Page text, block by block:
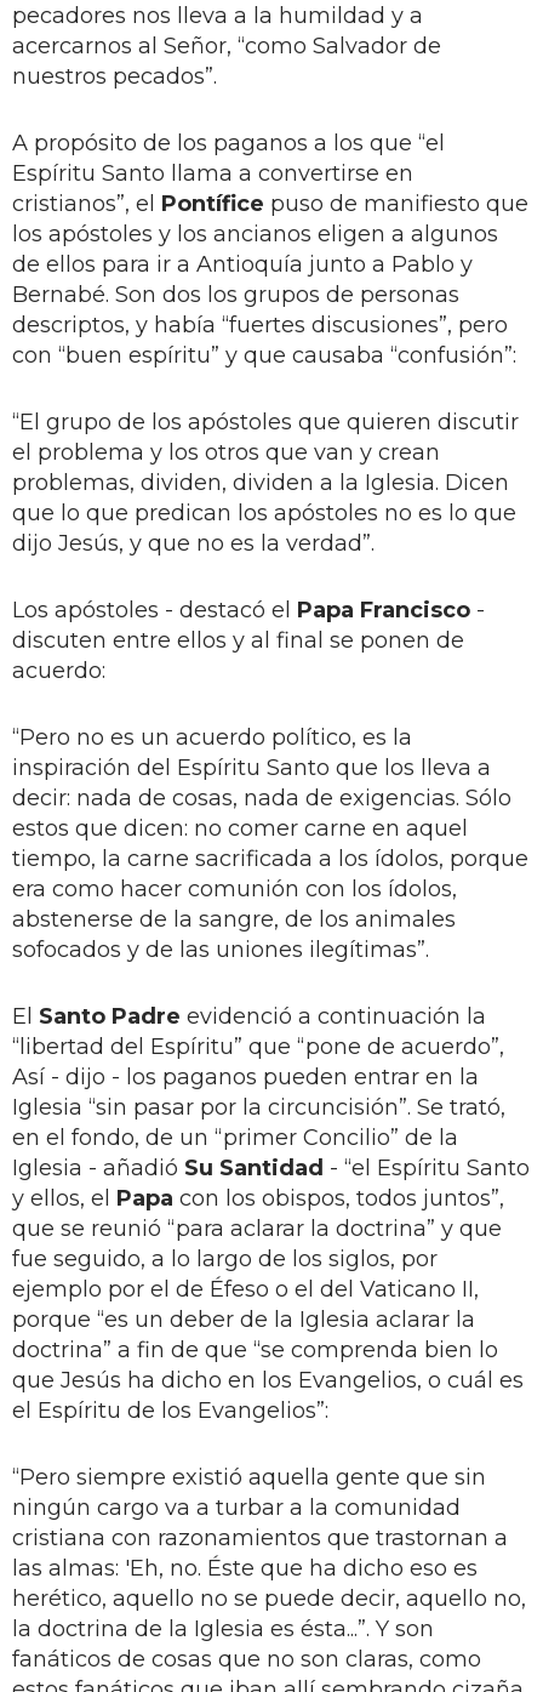
pecadores nos lleva a la humildad y a
acercarnos al Señor, “como Salvador de
nuestros pecados”.
A propósito de los paganos a los que “el
Espíritu Santo llama a convertirse en
cristianos”, el Pontífice puso de manifiesto que
los apóstoles y los ancianos eligen a algunos
de ellos para ir a Antioquía junto a Pablo y
Bernabé. Son dos los grupos de personas
descriptos, y había “fuertes discusiones”, pero
con “buen espíritu” y que causaba “confusión”:
“El grupo de los apóstoles que quieren discutir
el problema y los otros que van y crean
problemas, dividen, dividen a la Iglesia. Dicen
que lo que predican los apóstoles no es lo que
dijo Jesús, y que no es la verdad”.
Los apóstoles - destacó el Papa Francisco -
discuten entre ellos y al final se ponen de
acuerdo:
“Pero no es un acuerdo político, es la
inspiración del Espíritu Santo que los lleva a
decir: nada de cosas, nada de exigencias. Sólo
estos que dicen: no comer carne en aquel
tiempo, la carne sacrificada a los ídolos, porque
era como hacer comunión con los ídolos,
abstenerse de la sangre, de los animales
sofocados y de las uniones ilegítimas”.
El Santo Padre evidenció a continuación la
“libertad del Espíritu” que “pone de acuerdo”,
Así - dijo - los paganos pueden entrar en la
Iglesia “sin pasar por la circuncisión”. Se trató,
en el fondo, de un “primer Concilio” de la
Iglesia - añadió Su Santidad - “el Espíritu Santo
y ellos, el Papa con los obispos, todos juntos”,
que se reunió “para aclarar la doctrina” y que
fue seguido, a lo largo de los siglos, por
ejemplo por el de Éfeso o el del Vaticano II,
porque “es un deber de la Iglesia aclarar la
doctrina” a fin de que “se comprenda bien lo
que Jesús ha dicho en los Evangelios, o cuál es
el Espíritu de los Evangelios”:
“Pero siempre existió aquella gente que sin
ningún cargo va a turbar a la comunidad
cristiana con razonamientos que trastornan a
las almas: 'Eh, no. Éste que ha dicho eso es
herético, aquello no se puede decir, aquello no,
la doctrina de la Iglesia es ésta...”. Y son
fanáticos de cosas que no son claras, como